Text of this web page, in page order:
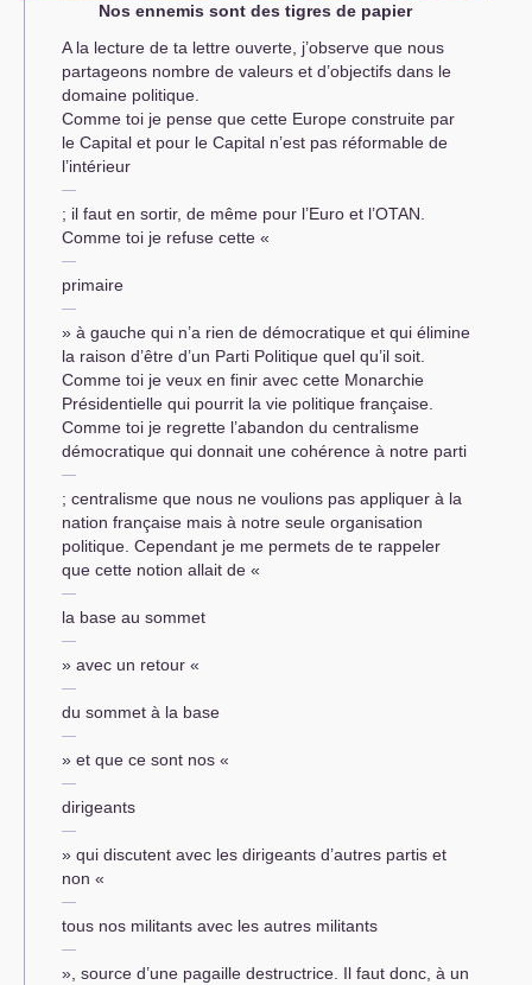
Nos ennemis sont des tigres de papier
A la lecture de ta lettre ouverte, j’observe que nous
partageons nombre de valeurs et d’objectifs dans le
domaine politique.
Comme toi je pense que cette Europe construite par
le Capital et pour le Capital n’est pas réformable de
l’intérieur
; il faut en sortir, de même pour l’Euro et l’OTAN
Comme toi je refuse cette «
primaire
» à gauche qui n’a rien de démocratique et qui élimine
la raison d’être d’un Parti Politique quel qu’il soit.
Comme toi je veux en finir avec cette Monarchie
Présidentielle qui pourrit la vie politique française.
Comme toi je regrette l’abandon du centralisme
démocratique qui donnait une cohérence à notre parti
; centralisme que nous ne voulions pas appliquer à la
nation française mais à notre seule organisation
politique. Cependant je me permets de te rappeler
que cette notion allait de «
la base au sommet
» avec un retour «
du sommet à la base
» et que ce sont nos «
dirigeants
» qui discutent avec les dirigeants d’autres partis et
non «
tous nos militants avec les autres militants
», source d’une pagaille destructrice. Il faut donc, à un